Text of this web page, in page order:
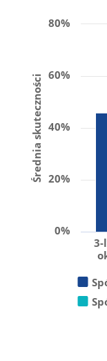
Średnia skuteczności
0%
20%
40%
60%
80%